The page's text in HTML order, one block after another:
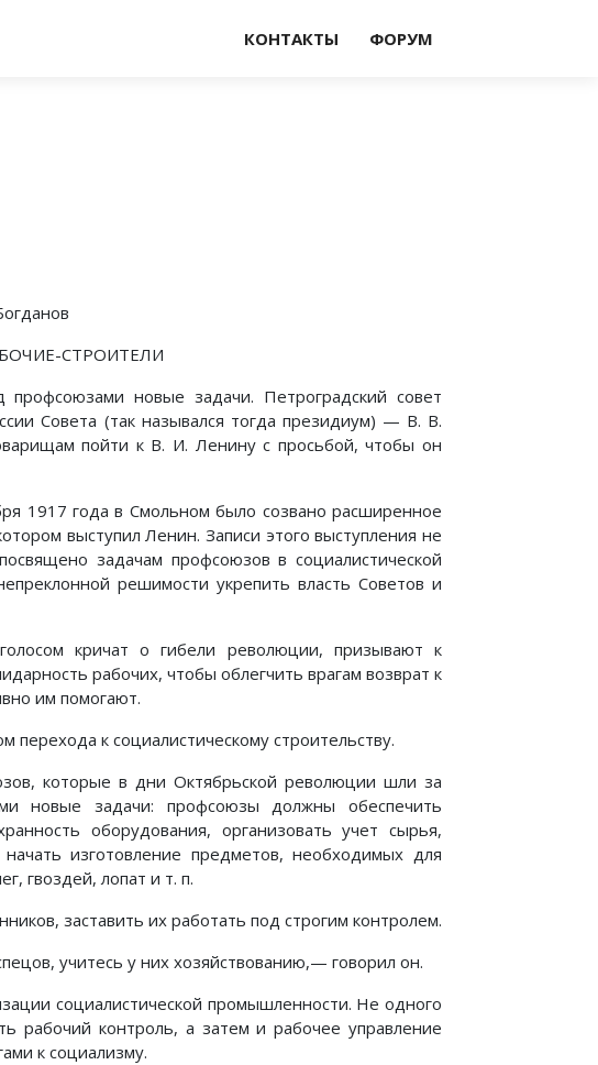
КОНТАКТЫ ФОРУМ
СТРОИТЕЛИ
новые задачи. Петроградский совет
Совета (так назывался тогда президиум) — В. В.
пойти к В. И. Ленину с просьбой, чтобы он
1917 года в Смольном было созвано расширенное
выступил Ленин. Записи этого выступления не
задачам профсоюзов в социалистической
решимости укрепить власть Советов и
кричат о гибели революции, призывают к
рабочих, чтобы облегчить врагам возврат к
им помогают.
к социалистическому строительству.
которые в дни Октябрьской революции шли за
новые задачи: профсоюзы должны обеспечить
оборудования, организовать учет сырья,
изготовление предметов, необходимых для
гвоздей, лопат и т. п.
заставить их работать под строгим контролем.
учитесь у них хозяйствованию,— говорил он.
социалистической промышленности. Не одного
рабочий контроль, а затем и рабочее управление
к социализму.